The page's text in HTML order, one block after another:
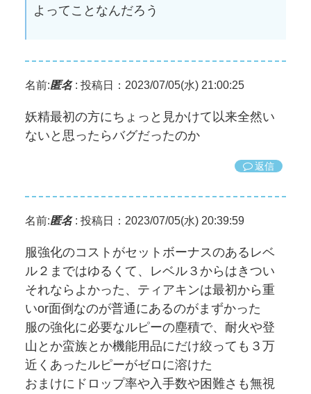
よってことなんだろう
名前:匿名: 投稿日：2023/07/05(水) 21:00:25
妖精最初の方にちょっと見かけて以来全然い
ないと思ったらバグだったのか
返信
名前:匿名: 投稿日：2023/07/05(水) 20:39:59
服強化のコストがセットボーナスのあるレベ
ル２まではゆるくて、レベル３からはきつい
それならよかった、ティアキンは最初から重
いor面倒なのが普通にあるのがまずかった
服の強化に必要なルピーの塵積で、耐火や登
山とか蛮族とか機能用品にだけ絞っても３万
近くあったルピーがゼロに溶けた
おまけにドロップ率や入手数や困難さも無視